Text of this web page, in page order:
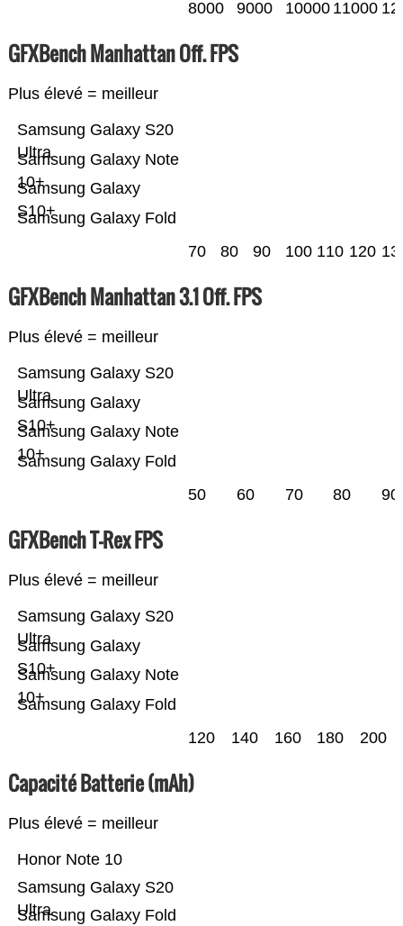
8000 9000 10000 11000
GFXBench Manhattan Off. FPS
Plus élevé = meilleur
Samsung Galaxy Fold
Samsung Galaxy
S10+
Samsung Galaxy Note
10+
Samsung Galaxy S20
Ultra
70 80 90 100 110 120
GFXBench Manhattan 3.1 Off. FPS
Plus élevé = meilleur
Samsung Galaxy Fold
Samsung Galaxy Note
10+
Samsung Galaxy
S10+
Samsung Galaxy S20
Ultra
50 60 70 80 90
GFXBench T-Rex FPS
Plus élevé = meilleur
Samsung Galaxy Fold
Samsung Galaxy Note
10+
Samsung Galaxy
S10+
Samsung Galaxy S20
Ultra
120 140 160 180 200
Capacité Batterie (mAh)
Plus élevé = meilleur
Samsung Galaxy Fold
Samsung Galaxy S20
Ultra
Honor Note 10